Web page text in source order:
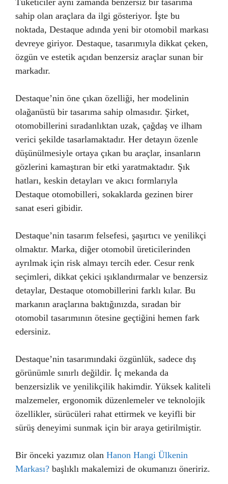
Tüketiciler aynı zamanda benzersiz bir tasarıma
sahip olan araçlara da ilgi gösteriyor. İşte bu
noktada, Destaque adında yeni bir otomobil markası
devreye giriyor. Destaque, tasarımıyla dikkat çeken,
özgün ve estetik açıdan benzersiz araçlar sunan bir
markadır.
Destaque’nin öne çıkan özelliği, her modelinin
olağanüstü bir tasarıma sahip olmasıdır. Şirket,
otomobillerini sıradanlıktan uzak, çağdaş ve ilham
verici şekilde tasarlamaktadır. Her detayın özenle
düşünülmesiyle ortaya çıkan bu araçlar, insanların
gözlerini kamaştıran bir etki yaratmaktadır. Şık
hatları, keskin detayları ve akıcı formlarıyla
Destaque otomobilleri, sokaklarda gezinen birer
sanat eseri gibidir.
Destaque’nin tasarım felsefesi, şaşırtıcı ve yenilikçi
olmaktır. Marka, diğer otomobil üreticilerinden
ayrılmak için risk almayı tercih eder. Cesur renk
seçimleri, dikkat çekici ışıklandırmalar ve benzersiz
detaylar, Destaque otomobillerini farklı kılar. Bu
markanın araçlarına baktığınızda, sıradan bir
otomobil tasarımının ötesine geçtiğini hemen fark
edersiniz.
Destaque’nin tasarımındaki özgünlük, sadece dış
görünümle sınırlı değildir. İç mekanda da
benzersizlik ve yenilikçilik hakimdir. Yüksek kaliteli
malzemeler, ergonomik düzenlemeler ve teknolojik
özellikler, sürücüleri rahat ettirmek ve keyifli bir
sürüş deneyimi sunmak için bir araya getirilmiştir.
Bir önceki yazımız olan Hanon Hangi Ülkenin
Markası? başlıklı makalemizi de okumanızı öneririz.